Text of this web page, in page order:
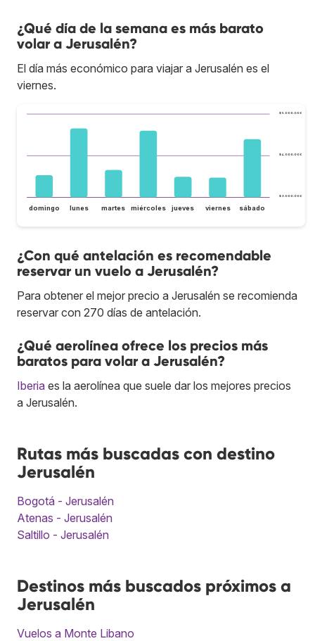
¿Qué día de la semana es más barato
volar a Jerusalén?
El día más económico para viajar a Jerusalén es el
viernes.
$ 3.000.000
$ 4.000.000
$ 5.000.000
domingo lunes martes miércoles jueves viernes sábado
¿Con qué antelación es recomendable
reservar un vuelo a Jerusalén?
Para obtener el mejor precio a Jerusalén se recomienda
reservar con 270 días de antelación.
¿Qué aerolínea ofrece los precios más
baratos para volar a Jerusalén?
Iberia es la aerolínea que suele dar los mejores precios
a Jerusalén.
Rutas más buscadas con destino
Jerusalén
Bogotá - Jerusalén
Atenas - Jerusalén
Saltillo - Jerusalén
Destinos más buscados próximos a
Jerusalén
Vuelos a Monte Libano